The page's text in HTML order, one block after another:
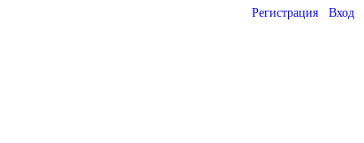
Регистрация Вход